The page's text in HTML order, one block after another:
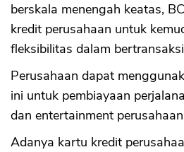
berskala menengah keatas,
kredit perusahaan untuk
fleksibilitas dalam
Perusahaan dapat
ini untuk pembiayaan
dan entertainment
Adanya kartu kredit